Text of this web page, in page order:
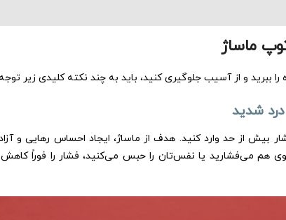
ماساژ
را ببرید و از آسیب جلوگیری کنید، باید به چند نکته کلیدی زیر
بیش از حد وارد کنید. هدف از ماساژ، ایجاد احساس رهایی و
هم می‌فشارید یا نفس‌تان را حبس می‌کنید، فشار را فوراً